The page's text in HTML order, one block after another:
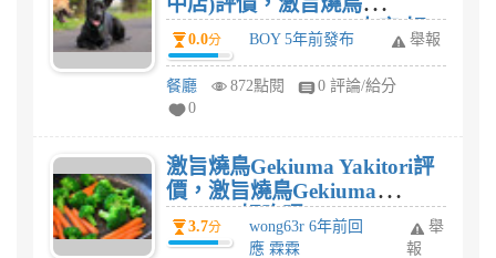
Gekiuma Yakitori(一中店)好
吃嗎?
0.0分 BOY 5年前發布 舉報
餐廳 872點閱
0 評論/給分
0
激旨燒鳥Gekiuma Yakitori評
價，激旨燒鳥Gekiuma
Yakitori好吃嗎?
3.7分
wong63r 6年前回
應 霖霖
舉
報